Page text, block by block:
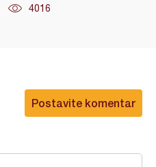
4016
Postavite komentar